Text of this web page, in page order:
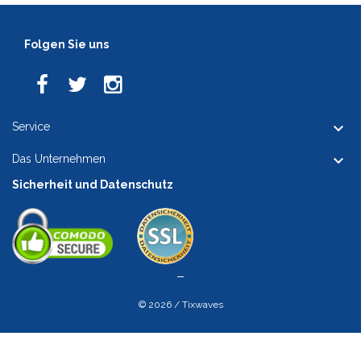
Folgen Sie uns
Service 
Das Unternehmen 
Sicherheit und Datenschutz
© 2026 / Tixwaves